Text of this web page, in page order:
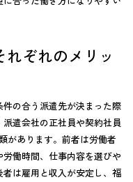
ぞれのメリッ
件の合う派遣先が決まった際
派遣会社の正社員や契約社員
があります。前者は労働者
働時間、仕事内容を選びや
は雇用と収入が安定し、福